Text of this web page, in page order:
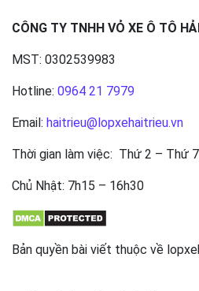
CÔNG TY TNHH VỎ XE Ô TÔ
MST: 0302539983
Hotline: 0964 21 7979
Email: haitrieu@lopxehaitrieu.vn
Thời gian làm việc: Thứ 2 – Thứ
Chủ Nhật: 7h15 – 16h30
Bản quyền bài viết thuộc về